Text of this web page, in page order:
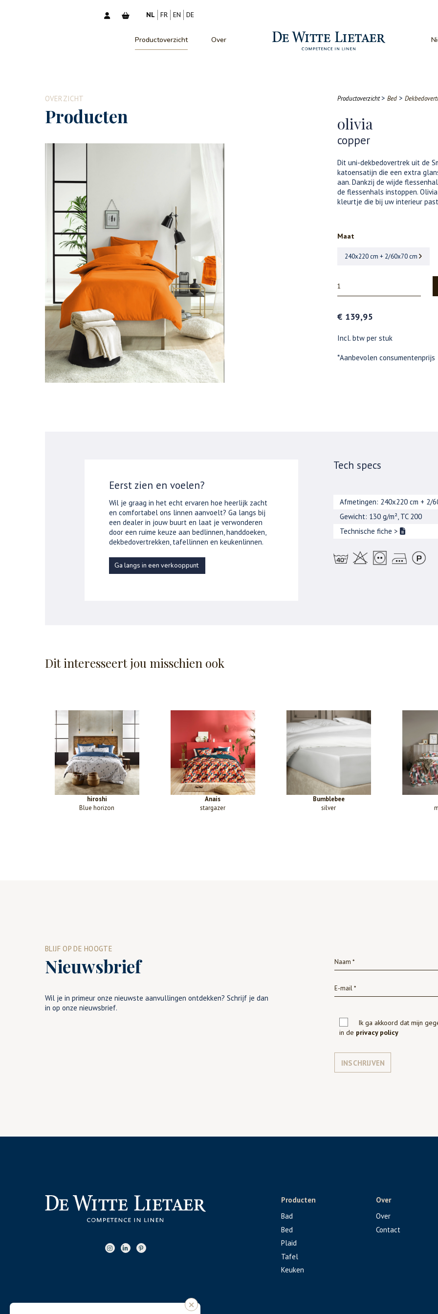
NL FR EN DE
Productoverzicht Over
OVERZICHT
Producten
Productoverzicht > Bed >
olivia
copper
Dit uni-dekbedovertrek uit de
katoensatijn die een extra
aan. Dankzij de wijde
de flessenhals instoppen.
kleurtje die bij uw interieur
Maat
240x220 cm + 2/60x70 cm
€ 139,95
Incl. btw per stuk
*Aanbevolen consumentenprijs
Eerst zien en voelen?
Wil je graag in het echt ervaren hoe heerlijk zacht
en comfortabel ons linnen aanvoelt? Ga langs bij
een dealer in jouw buurt en laat je verwonderen
door een ruime keuze aan bedlinnen, handdoeken,
dekbedovertrekken, tafellinnen en keukenlinnen.
Ga langs in een verkooppunt
Tech specs
Afmetingen: 240x220 cm + 2/
Gewicht: 130 g/m², TC 200
Technische fiche >
Dit interesseert jou misschien ook
hiroshi
Blue horizon
Anais
stargazer
Bumblebee
silver
BLIJF OP DE HOOGTE
Nieuwsbrief
Wil je in primeur onze nieuwste aanvullingen ontdekken? Schrijf je dan
in op onze nieuwsbrief.
Ik ga akkoord dat mijn
in de privacy policy
INSCHRIJVEN
Producten
Bad
Bed
Plaid
Tafel
Keuken
Over
Over
Contact